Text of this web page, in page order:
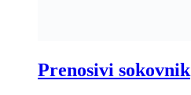
Prenosivi sokovnik